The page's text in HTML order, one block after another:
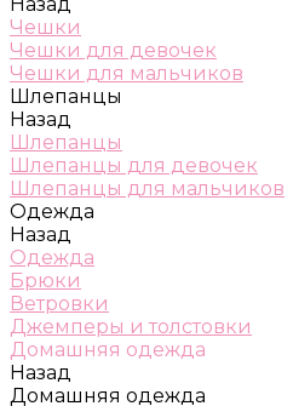
Чешки
Чешки для девочек
Чешки для мальчиков
Шлепанцы
Назад
Шлепанцы
Шлепанцы для девочек
Шлепанцы для мальчиков
Одежда
Назад
Одежда
Брюки
Ветровки
Джемперы и толстовки
Домашняя одежда
Назад
Домашняя одежда